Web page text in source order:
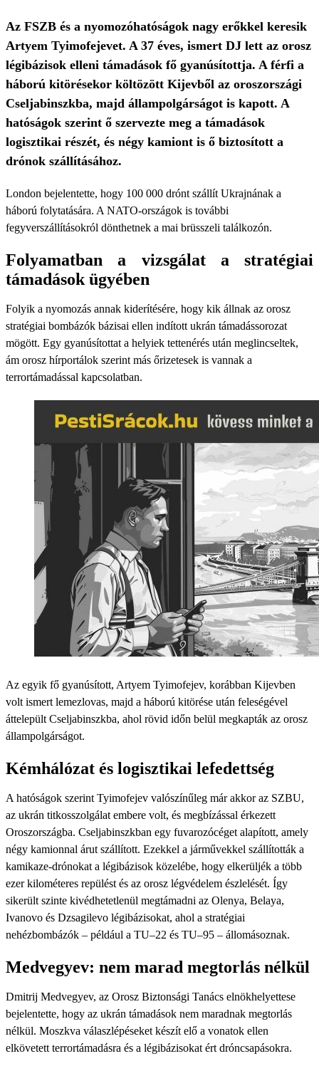
Az FSZB és a nyomozóhatóságok nagy erőkkel keresik
Artyem Tyimofejevet. A 37 éves, ismert DJ lett az orosz
légibázisok elleni támadások fő gyanúsítottja. A férfi a
háború kitörésekor költözött Kijevből az oroszországi
Cseljabinszkba, majd állampolgárságot is kapott. A
hatóságok szerint ő szervezte meg a támadások
logisztikai részét, és négy kamiont is ő biztosított a
drónok szállításához.
London bejelentette, hogy 100 000 drónt szállít Ukrajnának a
háború folytatására. A NATO-országok is további
fegyverszállításokról dönthetnek a mai brüsszeli találkozón.
Folyamatban a vizsgálat a stratégiai
támadások ügyében
Folyik a nyomozás annak kiderítésére, hogy kik állnak az orosz
stratégiai bombázók bázisai ellen indított ukrán támadássorozat
mögött. Egy gyanúsítottat a helyiek tettenérés után meglincseltek,
ám orosz hírportálok szerint más őrizetesek is vannak a
terrortámadással kapcsolatban.
Az egyik fő gyanúsított, Artyem Tyimofejev, korábban Kijevben
volt ismert lemezlovas, majd a háború kitörése után feleségével
áttelepült Cseljabinszkba, ahol rövid időn belül megkapták az orosz
állampolgárságot.
Kémhálózat és logisztikai lefedettség
A hatóságok szerint Tyimofejev valószínűleg már akkor az SZBU,
az ukrán titkosszolgálat embere volt, és megbízással érkezett
Oroszországba. Cseljabinszkban egy fuvarozócéget alapított, amely
négy kamionnal árut szállított. Ezekkel a járművekkel szállították a
kamikaze-drónokat a légibázisok közelébe, hogy elkerüljék a több
ezer kilométeres repülést és az orosz légvédelem észlelését. Így
sikerült szinte kivédhetetlenül megtámadni az Olenya, Belaya,
Ivanovo és Dzsagilevo légibázisokat, ahol a stratégiai
nehézbombázók – például a TU–22 és TU–95 – állomásoznak.
Medvegyev: nem marad megtorlás nélkül
Dmitrij Medvegyev, az Orosz Biztonsági Tanács elnökhelyettese
bejelentette, hogy az ukrán támadások nem maradnak megtorlás
nélkül. Moszkva válaszlépéseket készít elő a vonatok ellen
elkövetett terrortámadásra és a légibázisokat ért dróncsapásokra.